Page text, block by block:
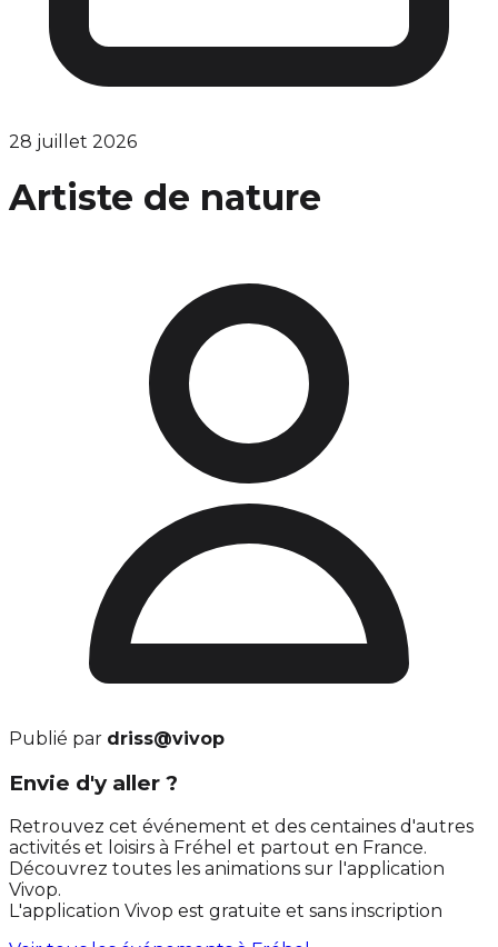
28 juillet 2026
Artiste de nature
Publié par driss@vivop
Envie d'y aller ?
Retrouvez cet événement et des centaines d'autres
activités et loisirs à Fréhel et partout en France.
Découvrez toutes les animations sur l'application
Vivop.
L'application Vivop est gratuite et sans inscription